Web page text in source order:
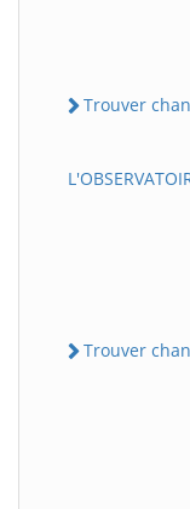
Trouver
Trouver